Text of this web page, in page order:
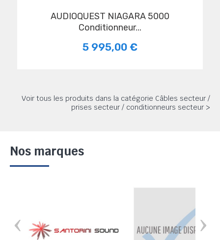
AUDIOQUEST NIAGARA 5000
Conditionneur...
5 995,00 €
Voir tous les produits dans la catégorie Câbles secteur /
prises secteur / conditionneurs secteur >
Nos marques